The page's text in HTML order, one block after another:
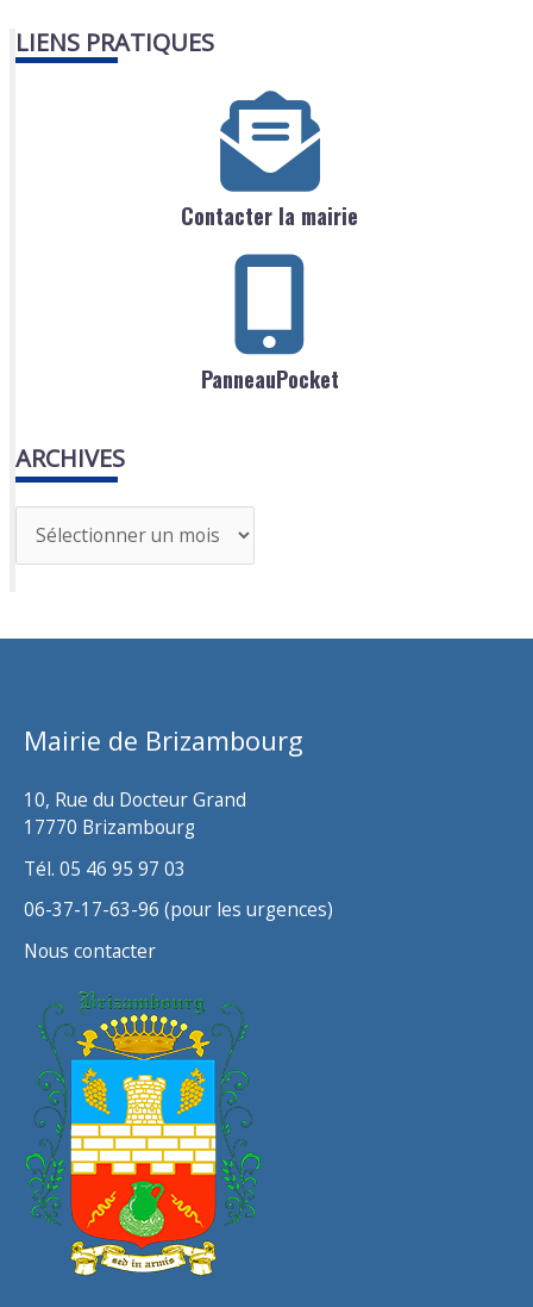
LIENS PRATIQUES
Contacter la mairie
PanneauPocket
ARCHIVES
r
h
Mairie de Brizambourg
10, Rue du Docteur Grand
17770 Brizambourg
Tél. 05 46 95 97 03
06-37-17-63-96 (pour les urgences)
Nous contacter